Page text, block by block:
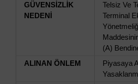
GÜVENSİZLİK
NEDENİ
Telsiz Ve
Terminal
(A)
ALINAN ÖNLEM
Piyasaya